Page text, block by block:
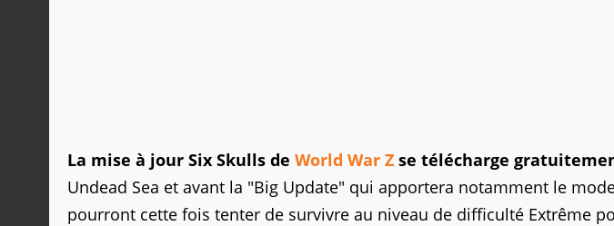
La mise à jour Six Skulls de World War Z se télécharge
Undead Sea et avant la "Big Update" qui apportera notamment le
pourront cette fois tenter de survivre au niveau de difficulté Extrême